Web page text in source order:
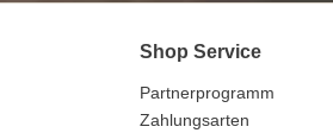
Shop Service
Partnerprogramm
Zahlungsarten